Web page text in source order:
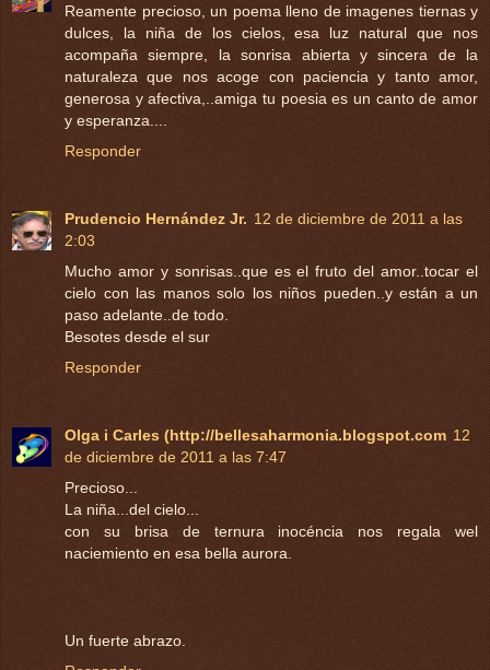
Reamente precioso, un poema lleno de imagenes tiernas y
dulces, la niña de los cielos, esa luz natural que nos
acompaña siempre, la sonrisa abierta y sincera de la
naturaleza que nos acoge con paciencia y tanto amor,
generosa y afectiva,..amiga tu poesia es un canto de amor
y esperanza....
Responder
Prudencio Hernández Jr. 12 de diciembre de 2011 a las
2:03
Mucho amor y sonrisas..que es el fruto del amor..tocar el
cielo con las manos solo los niños pueden..y están a un
paso adelante..de todo.
Besotes desde el sur
Responder
Olga i Carles (http://bellesaharmonia.blogspot.com 12
de diciembre de 2011 a las 7:47
Precioso...
La niña...del cielo...
con su brisa de ternura inocéncia nos regala wel
naciemiento en esa bella aurora.
Un fuerte abrazo.